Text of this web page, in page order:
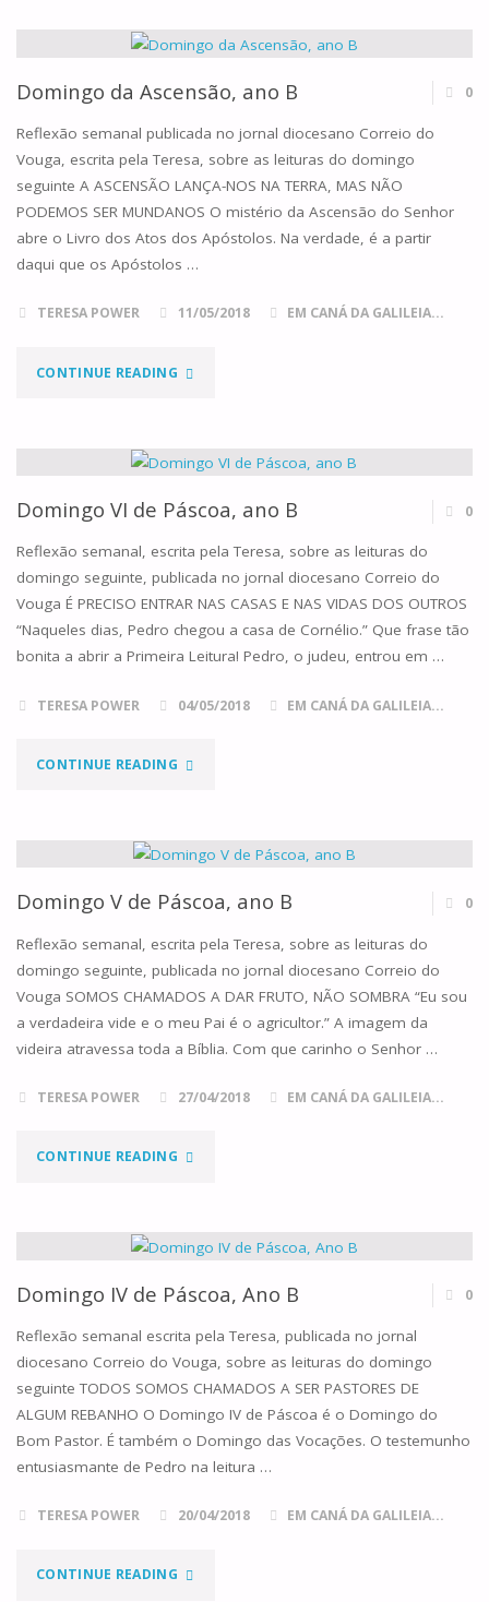
PENTECOSTES"
Domingo da Ascensão, ano B 0
Reflexão semanal publicada no jornal diocesano Correio do
Vouga, escrita pela Teresa, sobre as leituras do domingo
seguinte A ASCENSÃO LANÇA-NOS NA TERRA, MAS NÃO
PODEMOS SER MUNDANOS O mistério da Ascensão do Senhor
abre o Livro dos Atos dos Apóstolos. Na verdade, é a partir
daqui que os Apóstolos …
TERESA POWER 11/05/2018 EM CANÁ DA GALILEIA...
CONTINUE READING"DOMINGO
ASCENSÃO,
ANO
B"
Domingo VI de Páscoa, ano B 0
Reflexão semanal, escrita pela Teresa, sobre as leituras do
domingo seguinte, publicada no jornal diocesano Correio do
Vouga É PRECISO ENTRAR NAS CASAS E NAS VIDAS DOS OUTROS
“Naqueles dias, Pedro chegou a casa de Cornélio.” Que frase tão
bonita a abrir a Primeira Leitura! Pedro, o judeu, entrou em …
TERESA POWER 04/05/2018 EM CANÁ DA GALILEIA...
CONTINUE READING"DOMINGO
DE
PÁSCOA,
ANO
B"
Domingo V de Páscoa, ano B 0
Reflexão semanal, escrita pela Teresa, sobre as leituras do
domingo seguinte, publicada no jornal diocesano Correio do
Vouga SOMOS CHAMADOS A DAR FRUTO, NÃO SOMBRA “Eu sou
a verdadeira vide e o meu Pai é o agricultor.” A imagem da
videira atravessa toda a Bíblia. Com que carinho o Senhor …
TERESA POWER 27/04/2018 EM CANÁ DA GALILEIA...
CONTINUE READING"DOMINGO
DE
PÁSCOA,
ANO
B"
Domingo IV de Páscoa, Ano B 0
Reflexão semanal escrita pela Teresa, publicada no jornal
diocesano Correio do Vouga, sobre as leituras do domingo
seguinte TODOS SOMOS CHAMADOS A SER PASTORES DE
ALGUM REBANHO O Domingo IV de Páscoa é o Domingo do
Bom Pastor. É também o Domingo das Vocações. O testemunho
entusiasmante de Pedro na leitura …
TERESA POWER 20/04/2018 EM CANÁ DA GALILEIA...
CONTINUE READING"DOMINGO